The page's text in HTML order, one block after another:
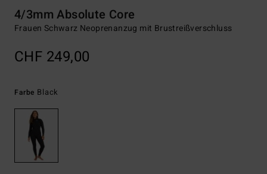
4/3mm Absolute Core
Frauen Schwarz Neoprenanzug mit Brustreißverschluss
CHF 249,00
Farbe Black